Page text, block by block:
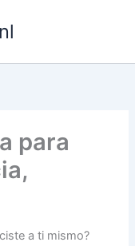
para
a ti mismo?